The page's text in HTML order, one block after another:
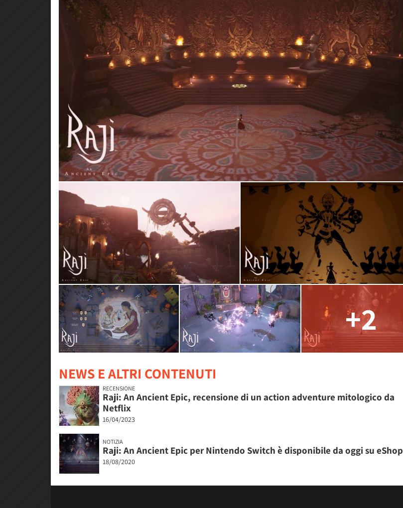
+2
NEWS E ALTRI CONTENUTI
RECENSIONE
Raji: An Ancient Epic, recensione di un action adventure mitologico da
Netflix
16/04/2023
NOTIZIA
Raji: An Ancient Epic per Nintendo Switch è disponibile da oggi su eShop
18/08/2020